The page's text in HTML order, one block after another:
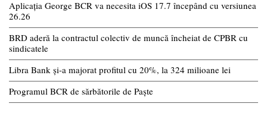
Aplicația George BCR va necesita iOS 17.7 începând cu versiunea
26.26
BRD aderă la contractul colectiv de muncă încheiat de CPBR cu
sindicatele
Libra Bank și-a majorat profitul cu 20%, la 324 milioane lei
Programul BCR de sărbătorile de Paște